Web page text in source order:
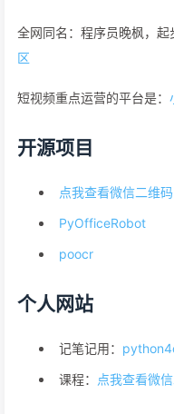
全网同名：程序员晚枫，起
区
短视频重点运营的平台是：
开源项目
点我查看微信二维码
PyOfficeRobot
poocr
个人网站
记笔记用：
课程：
点我查看微